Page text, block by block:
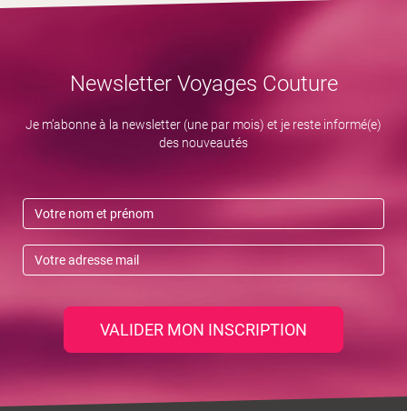
Newsletter Voyages Couture
Je m’abonne à la newsletter (une par mois) et je reste informé(e)
des nouveautés
VALIDER MON INSCRIPTION